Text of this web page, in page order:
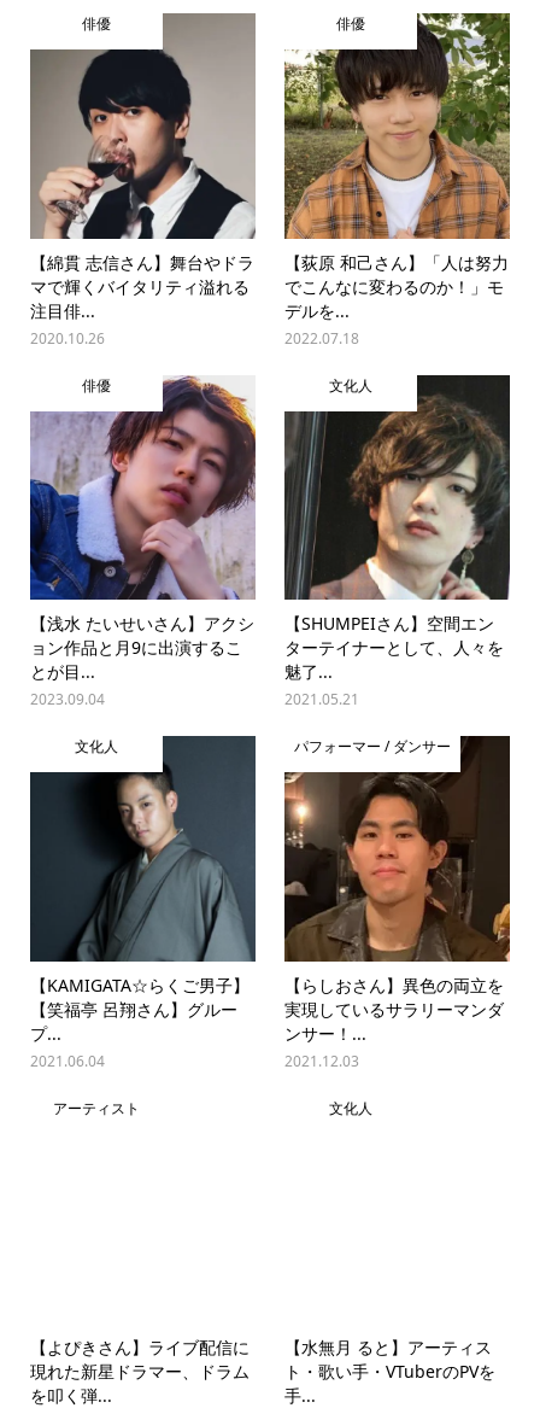
俳優
【綿貫 志信さん】舞台やドラ
マで輝くバイタリティ溢れる
注目俳...
2020.10.26
俳優
【荻原 和己さん】「人は努力
でこんなに変わるのか！」モ
デルを...
2022.07.18
俳優
【浅水 たいせいさん】アクシ
ョン作品と月9に出演するこ
とが目...
2023.09.04
文化人
【SHUMPEIさん】空間エン
ターテイナーとして、人々を
魅了...
2021.05.21
文化人
【KAMIGATA☆らくご男子】
【笑福亭 呂翔さん】グルー
プ...
2021.06.04
パフォーマー / ダンサー
【らしおさん】異色の両立を
実現しているサラリーマンダ
ンサー！...
2021.12.03
アーティスト
【よぴきさん】ライブ配信に
現れた新星ドラマー、ドラム
を叩く弾...
文化人
【水無月 ると】アーティス
ト・歌い手・VTuberのPVを
手...